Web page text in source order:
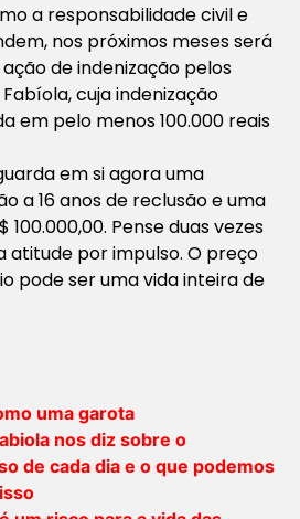
a responsabilidade civil e
nos próximos meses será
de indenização pelos
cuja indenização
em pelo menos 100.000 reais
em si agora uma
a 16 anos de reclusão e uma
100.000,00. Pense duas vezes
atitude por impulso. O preço
pode ser uma vida inteira de
uma garota
nos diz sobre o
de cada dia e o que podemos